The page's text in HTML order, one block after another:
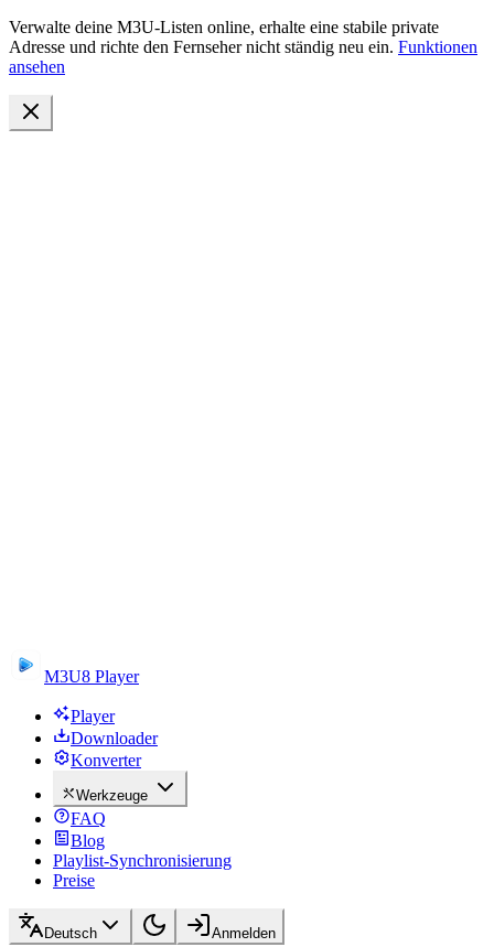
Verwalte deine M3U-Listen online, erhalte eine stabile private
Adresse und richte den Fernseher nicht ständig neu ein. Funktionen
ansehen
M3U8 Player
Player
Downloader
Konverter
Werkzeuge
FAQ
Blog
Playlist-Synchronisierung
Preise
Deutsch Anmelden